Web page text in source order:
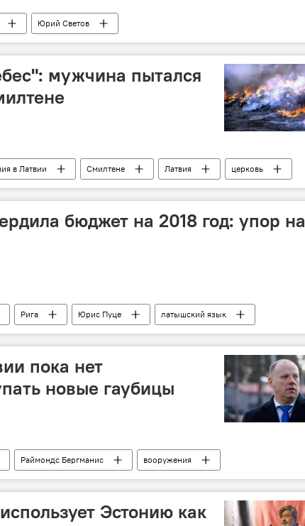
Юрий Светов
мужчина пытался
в Латвии Смилтене Латвия церковь
бюджет на 2018 год: упор на
Рига Юрис Пуце
латышский язык
пока нет
новые гаубицы
Раймондс Бергманис
вооружения
Латвия
Минобороны Латвии
Эстонию как